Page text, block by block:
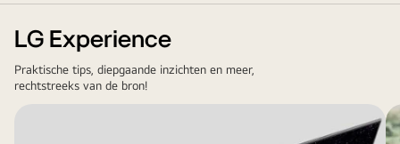
LG Experience
Praktische tips, diepgaande inzichten en meer,
rechtstreeks van de bron!